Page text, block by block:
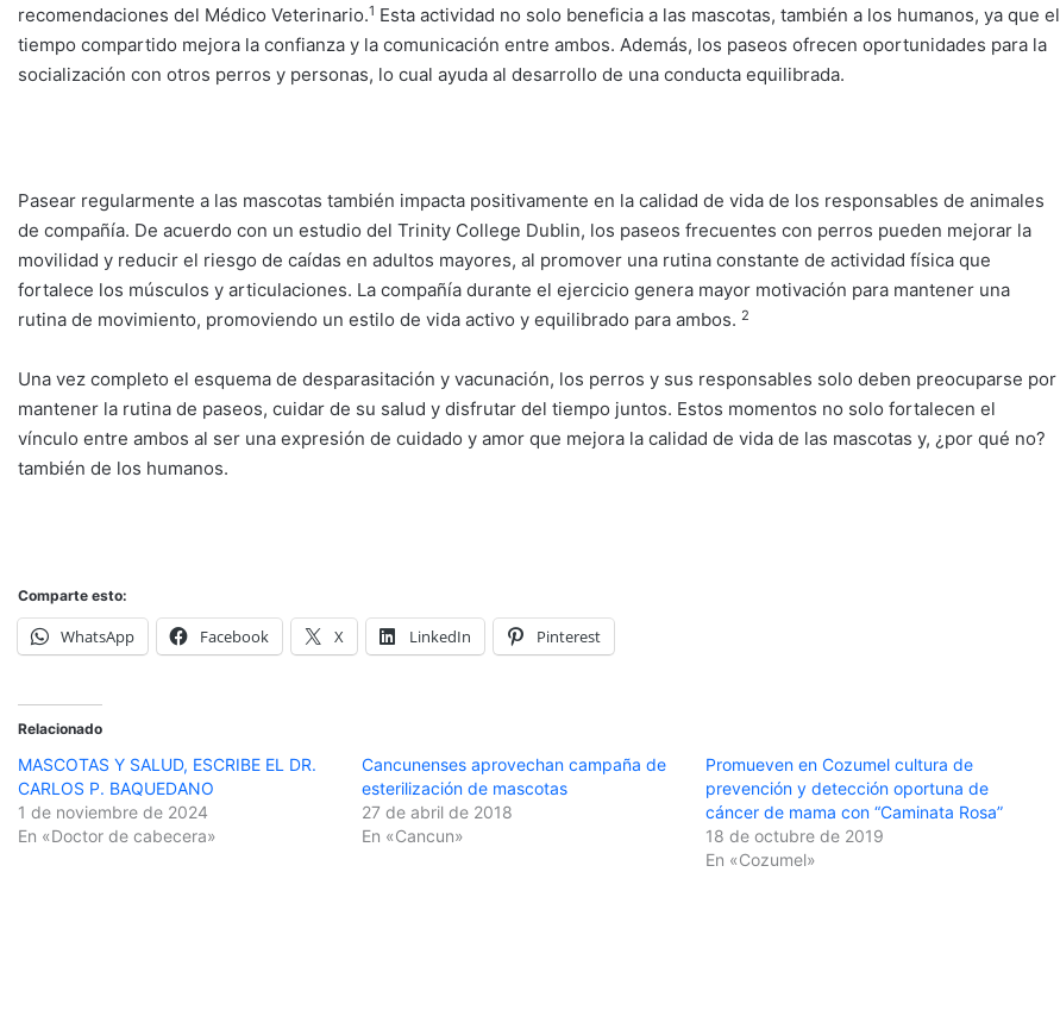
recomendaciones del Médico Veterinario.1 Esta actividad no solo beneficia a las mascotas, también a los humanos, ya que el
tiempo compartido mejora la confianza y la comunicación entre ambos. Además, los paseos ofrecen oportunidades para la
socialización con otros perros y personas, lo cual ayuda al desarrollo de una conducta equilibrada.
Pasear regularmente a las mascotas también impacta positivamente en la calidad de vida de los responsables de animales
de compañía. De acuerdo con un estudio del Trinity College Dublin, los paseos frecuentes con perros pueden mejorar la
movilidad y reducir el riesgo de caídas en adultos mayores, al promover una rutina constante de actividad física que
fortalece los músculos y articulaciones. La compañía durante el ejercicio genera mayor motivación para mantener una
rutina de movimiento, promoviendo un estilo de vida activo y equilibrado para ambos. 2
Una vez completo el esquema de desparasitación y vacunación, los perros y sus responsables solo deben preocuparse por
mantener la rutina de paseos, cuidar de su salud y disfrutar del tiempo juntos. Estos momentos no solo fortalecen el
vínculo entre ambos al ser una expresión de cuidado y amor que mejora la calidad de vida de las mascotas y, ¿por qué no?
también de los humanos.
Comparte esto:
WhatsApp Facebook X LinkedIn Pinterest
Relacionado
MASCOTAS Y SALUD, ESCRIBE EL DR.
CARLOS P. BAQUEDANO
1 de noviembre de 2024
En «Doctor de cabecera»
Cancunenses aprovechan campaña de
esterilización de mascotas
27 de abril de 2018
En «Cancun»
Promueven en Cozumel cultura de
prevención y detección oportuna de
cáncer de mama con “Caminata Rosa”
18 de octubre de 2019
En «Cozumel»